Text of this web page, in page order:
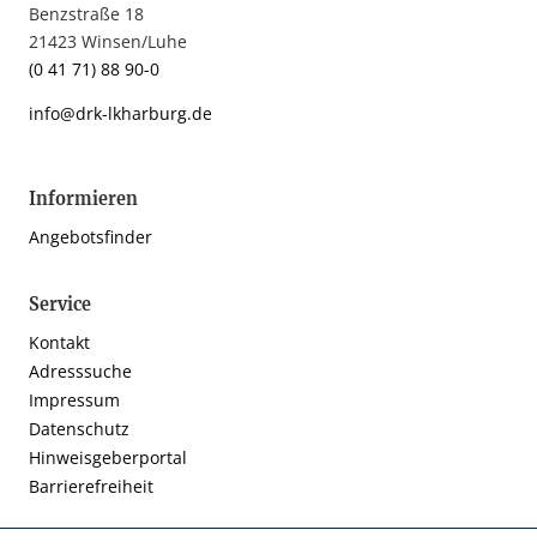
Benzstraße 18
21423 Winsen/Luhe
(0 41 71) 88 90-0
info@drk-lkharburg.de
Informieren
Angebotsfinder
Service
Kontakt
Adresssuche
Impressum
Datenschutz
Hinweisgeberportal
Barrierefreiheit